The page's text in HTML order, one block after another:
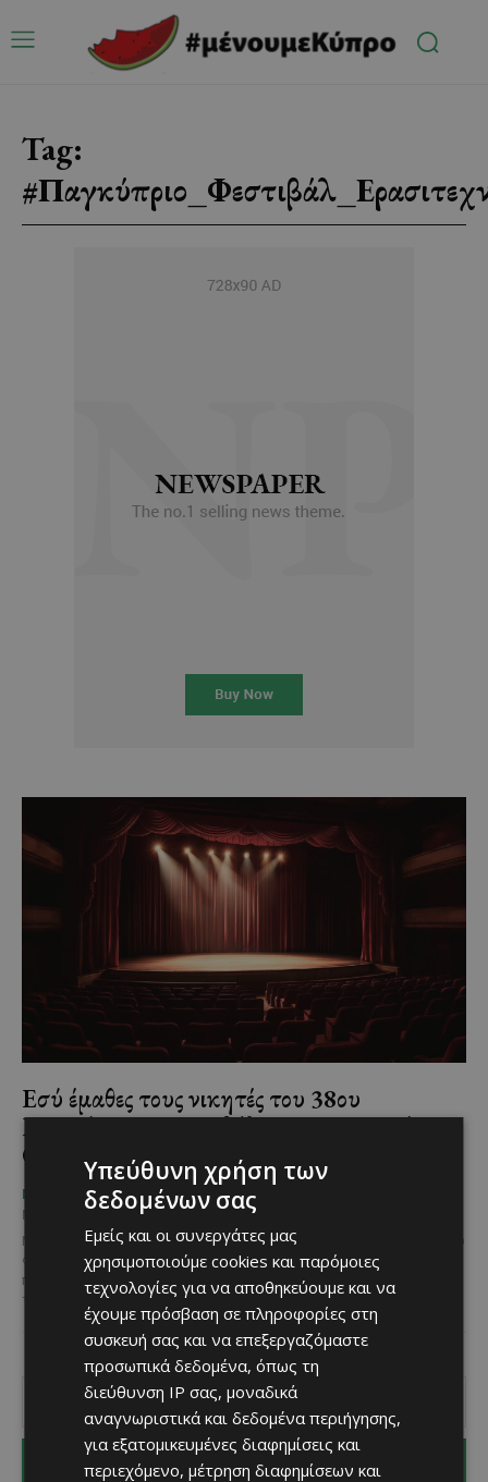
Tag:
Εσύ έμαθες τους νικητές του 38ου
Παγκύπριου Φεστιβάλ Ερασιτεχνικού
Θεάτρου;
ΜΈΝΟΥΜΕ ΕΝΗΜΕΡΩΜΈΝΟΙ
November 28, 2025
Με επιτυχία ολοκληρώθηκαν οι παραστάσεις του 38ου Παγκύπριου
Φεστιβάλ Ερασιτεχνικού Θεάτρου, γεμίζοντας χαρά, συγκίνηση,
πολύ γέλιο και στιγμές που θα μείνουν ανεξίτηλα χαραγμένες
τόσο...
I WANT IN
Υπεύθυνη χρήση των
δεδομένων σας
Εμείς και οι συνεργάτες μας
χρησιμοποιούμε cookies και παρόμοιες
τεχνολογίες για να αποθηκεύουμε και να
έχουμε πρόσβαση σε πληροφορίες στη
συσκευή σας και να επεξεργαζόμαστε
προσωπικά δεδομένα, όπως τη
διεύθυνση IP σας, μοναδικά
αναγνωριστικά και δεδομένα περιήγησης,
για εξατομικευμένες διαφημίσεις και
περιεχόμενο, μέτρηση διαφημίσεων και